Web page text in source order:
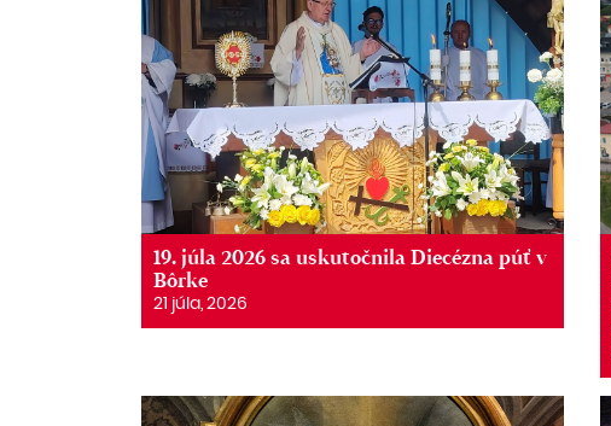
19. júla 2026 sa uskutočnila Diecézna púť v
Bôrke
21 júla, 2026